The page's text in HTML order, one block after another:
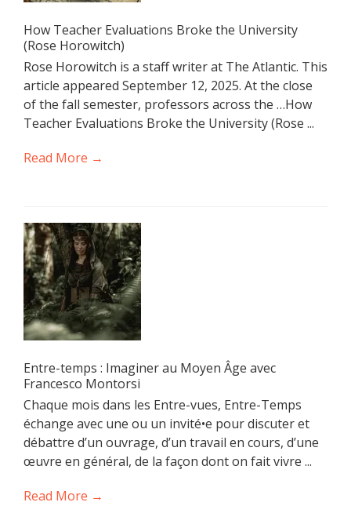
How Teacher Evaluations Broke the University
(Rose Horowitch)
Rose Horowitch is a staff writer at The Atlantic. This
article appeared September 12, 2025. At the close
of the fall semester, professors across the …How
Teacher Evaluations Broke the University (Rose ...
Read More →
Entre-temps : Imaginer au Moyen Âge avec
Francesco Montorsi
Chaque mois dans les Entre-vues, Entre-Temps
échange avec une ou un invité•e pour discuter et
débattre d’un ouvrage, d’un travail en cours, d’une
œuvre en général, de la façon dont on fait vivre ...
Read More →